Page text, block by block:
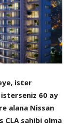
ister
60 ay
alana Nissan
CLA sahibi olma